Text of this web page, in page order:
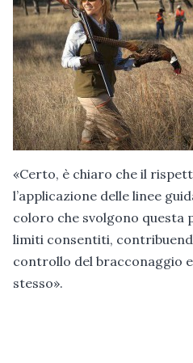
«Certo, è chiaro che il
l’applicazione delle linee
coloro che svolgono questa
limiti consentiti,
controllo del bracconaggio
stesso».